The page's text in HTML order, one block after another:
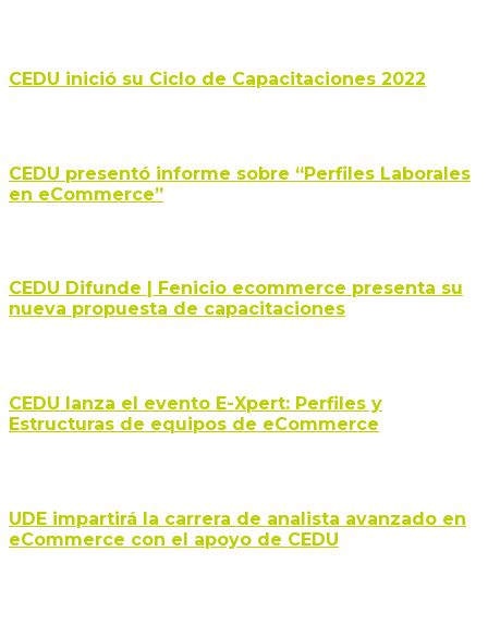
CEDU inició su Ciclo de Capacitaciones 2022
CEDU presentó informe sobre “Perfiles Laborales
en eCommerce”
CEDU Difunde | Fenicio ecommerce presenta su
nueva propuesta de capacitaciones
CEDU lanza el evento E-Xpert: Perfiles y
Estructuras de equipos de eCommerce
UDE impartirá la carrera de analista avanzado en
eCommerce con el apoyo de CEDU